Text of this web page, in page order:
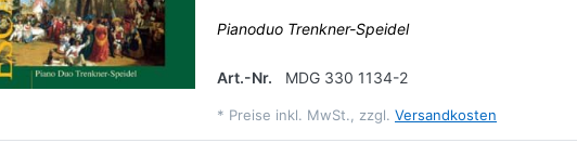
Pianoduo Trenkner-Speidel
Art.-Nr. MDG 330 1134-2
* Preise inkl. MwSt., zzgl. Versandkosten